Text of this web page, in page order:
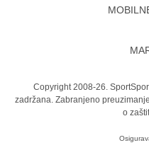
Copyright 2008-26.
zadržana. Zabranjeno
o